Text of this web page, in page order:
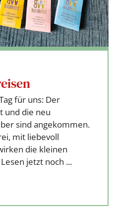
für uns: Der
und die neu
sind angekommen.
mit liebevoll
die kleinen
jetzt noch ...